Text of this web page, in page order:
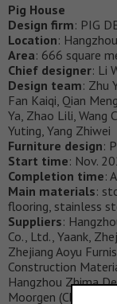
Pig House
Design firm: PIG
Location:
Area: 666 square
Chief designer: Li
Design team: Zhu
Fan Kaiqi, Qian
Ya, Zhao Lili, Wang
Yuting, Yang Zhiwei
Furniture design:
Start time: Nov.
Completion time:
Main materials:
flooring, stainless
Suppliers:
Co., Ltd., Yaank,
Zhejiang Aoyu
Construction
Hangzhou Zhima
Moorgen (China)